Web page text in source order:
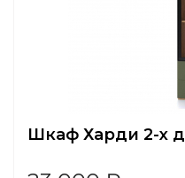
Шкаф Харди 2-х